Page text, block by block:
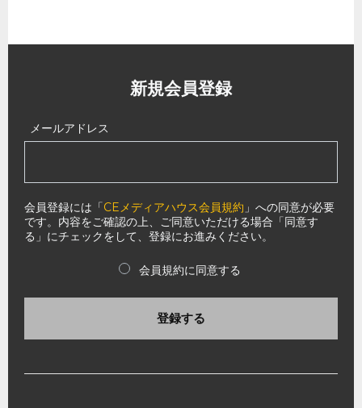
新規会員登録
メールアドレス
会員登録には「CEメディアハウス会員規約 」への同意が必要
です。内容をご確認の上、ご同意いただける場合「同意す
る」にチェックをして、登録にお進みください。
会員規約に同意する
登録する